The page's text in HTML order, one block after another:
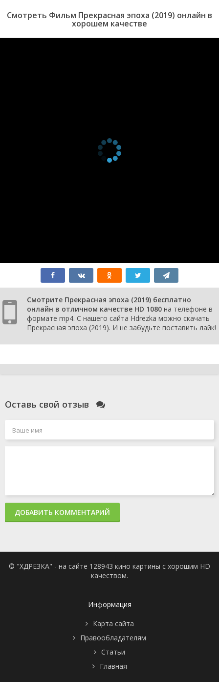
Смотреть Фильм Прекрасная эпоха (2019) онлайн в
хорошем качестве
Смотрите Прекрасная эпоха (2019) бесплатно
онлайн в отличном качестве HD 1080 на телефоне в
формате mp4. С нашего сайта Hdrezka можно скачать
Прекрасная эпоха (2019). И не забудьте поставить лайк!
Оставь свой отзыв
ДОБАВИТЬ КОММЕНТАРИЙ
© "ХДРЕЗКА" - на сайте 128943 кино картины с хорошим HD
качеством.
Информация
Карта сайта
Правообладателям
Статьи
Главная